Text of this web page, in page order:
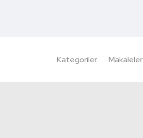
Kategoriler Makaleler